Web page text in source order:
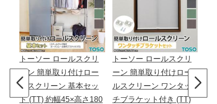
トーソー ロールスクリ
ーン 簡単取り付けロー
ルスクリーン 基本セッ
ト (TT) 約幅45×高さ180
トーソー ロールスクリ
ーン 簡単取り付けロー
ルスクリーン ワンタッ
チブラケット付き (TT)
マ